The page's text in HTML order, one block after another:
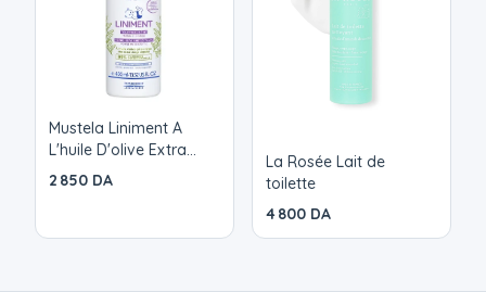
Mustela Liniment A
L'huile D'olive Extra
Vierge Des La
2 850 DA
La Rosée Lait de
toilette
4 800 DA